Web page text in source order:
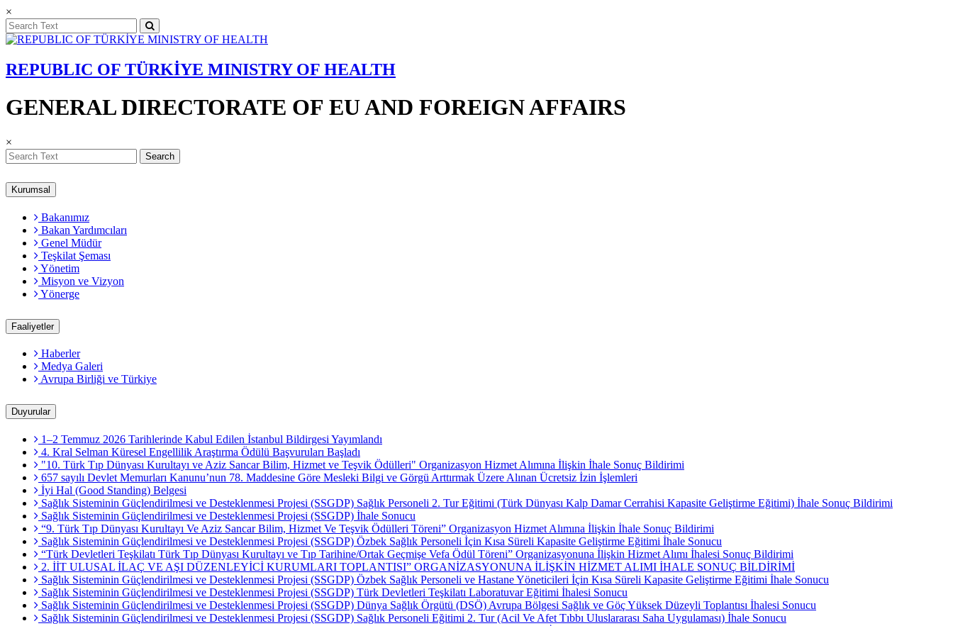
×
REPUBLIC OF TÜRKİYE MINISTRY OF HEALTH
GENERAL DIRECTORATE OF EU AND FOREIGN AFFAIRS
×
Search
Kurumsal
Bakanımız
Bakan Yardımcıları
Genel Müdür
Teşkilat Şeması
Yönetim
Misyon ve Vizyon
Yönerge
Faaliyetler
Haberler
Medya Galeri
Avrupa Birliği ve Türkiye
Duyurular
1–2 Temmuz 2026 Tarihlerinde Kabul Edilen İstanbul Bildirgesi Yayımlandı
4. Kral Selman Küresel Engellilik Araştırma Ödülü Başvuruları Başladı
"10. Türk Tıp Dünyası Kurultayı ve Aziz Sancar Bilim, Hizmet ve Teşvik Ödülleri" Organizasyon Hizmet Alımına İlişkin İhale Sonuç Bildirimi
657 sayılı Devlet Memurları Kanunu’nun 78. Maddesine Göre Mesleki Bilgi ve Görgü Arttırmak Üzere Alınan Ücretsiz İzin İşlemleri
İyi Hal (Good Standing) Belgesi
Sağlık Sisteminin Güçlendirilmesi ve Desteklenmesi Projesi (SSGDP) Sağlık Personeli 2. Tur Eğitimi (Türk Dünyası Kalp Damar Cerrahisi Kapasite Geliştirme Eğitimi) İhale Sonuç Bildirimi
Sağlık Sisteminin Güçlendirilmesi ve Desteklenmesi Projesi (SSGDP) İhale Sonucu
“9. Türk Tıp Dünyası Kurultayı Ve Aziz Sancar Bilim, Hizmet Ve Teşvik Ödülleri Töreni” Organizasyon Hizmet Alımına İlişkin İhale Sonuç Bildirimi
Sağlık Sisteminin Güçlendirilmesi ve Desteklenmesi Projesi (SSGDP) Özbek Sağlık Personeli İçin Kısa Süreli Kapasite Geliştirme Eğitimi İhale Sonucu
“Türk Devletleri Teşkilatı Türk Tıp Dünyası Kurultayı ve Tıp Tarihine/Ortak Geçmişe Vefa Ödül Töreni” Organizasyonuna İlişkin Hizmet Alımı İhalesi Sonuç Bildirimi
2. İİT ULUSAL İLAÇ VE AŞI DÜZENLEYİCİ KURUMLARI TOPLANTISI” ORGANİZASYONUNA İLİŞKİN HİZMET ALIMI İHALE SONUÇ BİLDİRİMİ
Sağlık Sisteminin Güçlendirilmesi ve Desteklenmesi Projesi (SSGDP) Özbek Sağlık Personeli ve Hastane Yöneticileri İçin Kısa Süreli Kapasite Geliştirme Eğitimi İhale Sonucu
Sağlık Sisteminin Güçlendirilmesi ve Desteklenmesi Projesi (SSGDP) Türk Devletleri Teşkilatı Laboratuvar Eğitimi İhalesi Sonucu
Sağlık Sisteminin Güçlendirilmesi ve Desteklenmesi Projesi (SSGDP) Dünya Sağlık Örgütü (DSÖ) Avrupa Bölgesi Sağlık ve Göç Yüksek Düzeyli Toplantısı İhalesi Sonucu
Sağlık Sisteminin Güçlendirilmesi ve Desteklenmesi Projesi (SSGDP) Sağlık Personeli Eğitimi 2. Tur (Acil Ve Afet Tıbbı Uluslararası Saha Uygulaması) İhale Sonucu